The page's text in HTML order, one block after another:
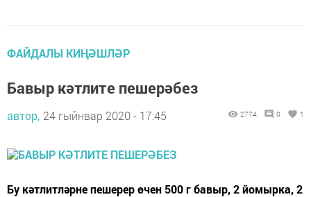
ФАЙДАЛЫ КИҢӘШЛӘР
Бавыр кәтлите пешерәбез
автор, 24 гыйнвар 2020 - 17:45 2774 0 1
Бу кәтлитләрне пешерер өчен 500 г бавыр, 2 йомырка, 2